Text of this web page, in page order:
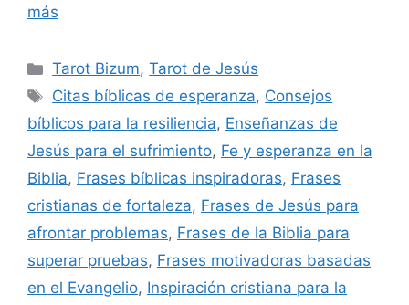
más
Categorías
Tarot Bizum,Tarot de Jesús
Etiquetas
Citas bíblicas de esperanza, Consejos
bíblicos para la resiliencia, Enseñanzas de
Jesús para el sufrimiento, Fe y esperanza en la
Biblia, Frases bíblicas inspiradoras, Frases
cristianas de fortaleza, Frases de Jesús para
afrontar problemas, Frases de la Biblia para
superar pruebas, Frases motivadoras basadas
en el Evangelio, Inspiración cristiana para la